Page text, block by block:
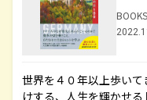
世界を４０年以上歩い
けする、人生を輝かせ